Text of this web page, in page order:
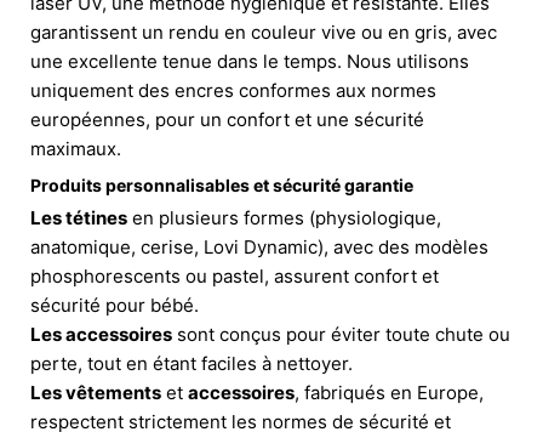
garantissent un rendu en couleur vive ou en gris, avec
une excellente tenue dans le temps. Nous utilisons
uniquement des encres conformes aux normes
européennes, pour un confort et une sécurité
maximaux.
Produits personnalisables et sécurité garantie
Les tétines en plusieurs formes (physiologique,
anatomique, cerise, Lovi Dynamic), avec des modèles
phosphorescents ou pastel, assurent confort et
sécurité pour bébé.
Les accessoires sont conçus pour éviter toute chute ou
perte, tout en étant faciles à nettoyer.
Les vêtements et accessoires, fabriqués en Europe,
respectent strictement les normes de sécurité et